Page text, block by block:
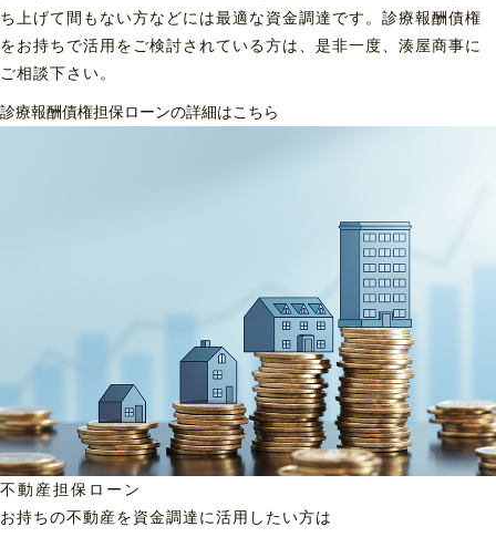
ち上げて間もない方などには最適な資金調達です。診療報酬債権
をお持ちで活用をご検討されている方は、是非一度、湊屋商事に
ご相談下さい。
診療報酬債権担保ローンの詳細はこちら
不動産担保ローン
お持ちの不動産を資金調達に活用したい方は